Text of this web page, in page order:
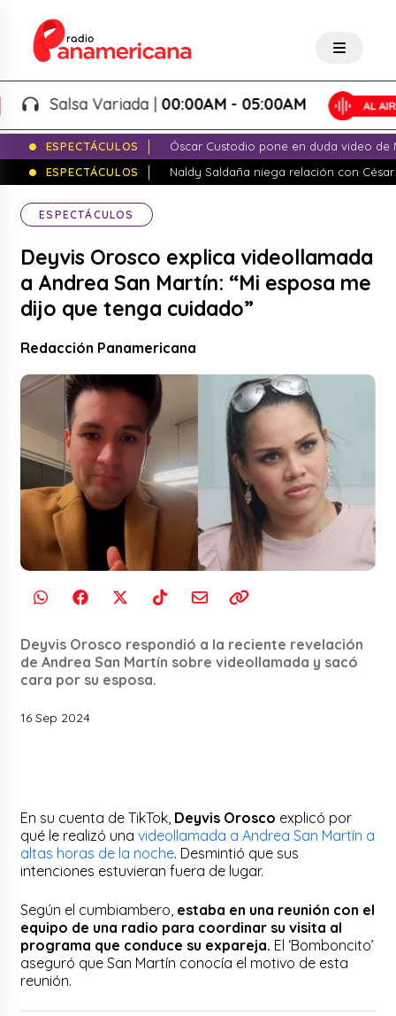
Salsa Variada |00:00AM - 05:00AM
ESPECTÁCULOS
Óscar Custodio pone en duda video de
ESPECTÁCULOS
Naldy Saldaña niega relación con
ESPECTÁCULOS
Deyvis Orosco explica videollamada
a Andrea San Martín: “Mi esposa me
dijo que tenga cuidado”
Redacción Panamericana
Deyvis Orosco respondió a la reciente revelación
de Andrea San Martín sobre videollamada y sacó
cara por su esposa.
16 Sep 2024
En su cuenta de TikTok, Deyvis Orosco explicó por
qué le realizó unavideollamada a Andrea San Martín a
altas horas de la noche. Desmintió que sus
intenciones estuvieran fuera de lugar.
Según el cumbiambero, estaba en una reunión con el
equipo de una radio para coordinar su visita al
programa que conduce su expareja. El ‘Bomboncito’
aseguró que San Martín conocía el motivo de esta
reunión.